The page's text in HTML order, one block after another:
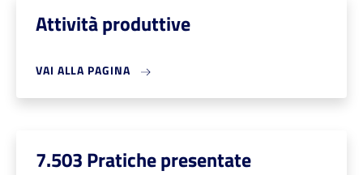
Attività produttive
VAI ALLA PAGINA
7.503 Pratiche presentate